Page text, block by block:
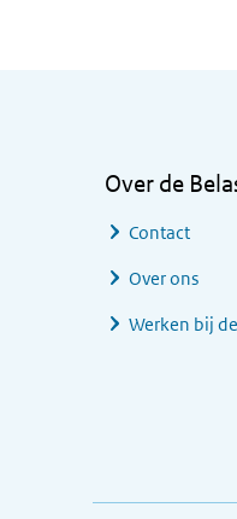
Over de
Contact
Over ons
Werken bij